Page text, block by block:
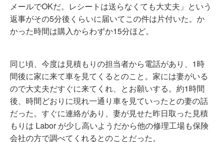
メールでOKだ。レシートは送らなくても大丈夫」という
返事がその5分後くらいに届いてこの件は片付いた。か
かった時間は購入からわずか15分ほど。
同じ頃、今度は見積もりの担当者から電話があり、1時
間後に家に来て車を見てくるとのこと。家には妻がいる
ので大丈夫だすぐに来てくれ、とお願いする。約1時間
後、時間どおりに現れ一通り車を見ていったとの妻の話
だった。すぐに連絡があり、妻が見せた昨日取った見積
もりは Labor が少し高いようだから他の修理工場も保険
会社の方で調べてくれるとのことだった。